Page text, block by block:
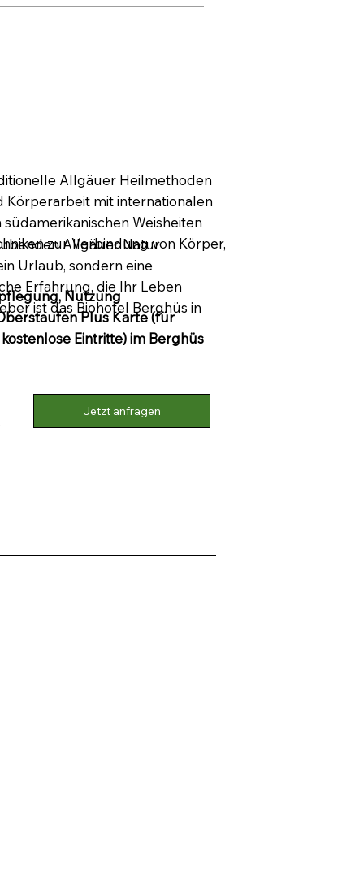
Allgäuer Heilmethoden
Körperarbeit mit internationalen
Weisheiten
zur Verbindung von Körper,
Allgäuer Natur
Urlaub, sondern eine
Erfahrung, die Ihr Leben
ist das Biohotel Berghüs in
Nutzung
Plus Karte (für
Eintritte) im Berghüs
Jetzt anfragen